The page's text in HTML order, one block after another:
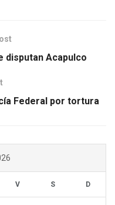
disputan Acapulco
Federal por tortura
V S D